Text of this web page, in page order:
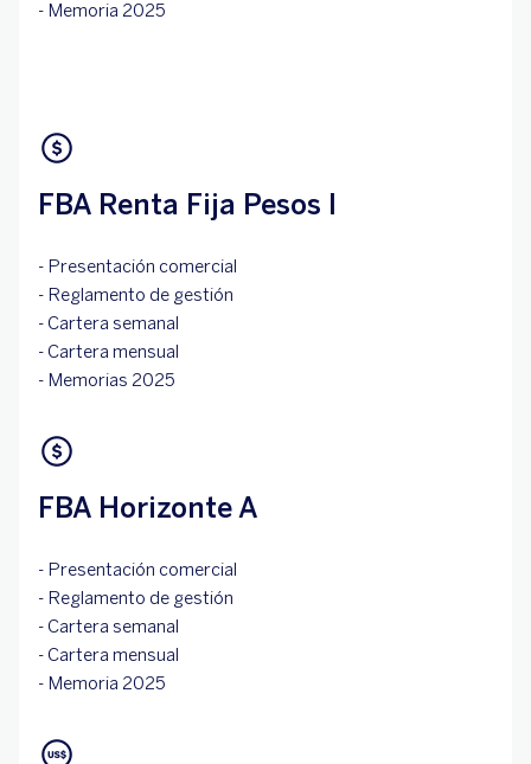
- Memoria 2025
FBA Renta Fija Pesos I
- Presentación comercial
- Reglamento de gestión
- Cartera semanal
- Cartera mensual
- Memorias 2025
FBA Horizonte A
- Presentación comercial
- Reglamento de gestión
- Cartera semanal
- Cartera mensual
- Memoria 2025